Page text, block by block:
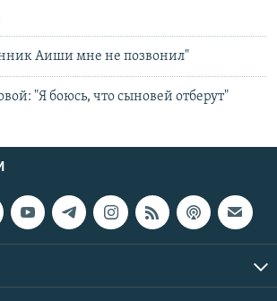
Аиши мне не позвонил"
"Я боюсь, что сыновей отберут"